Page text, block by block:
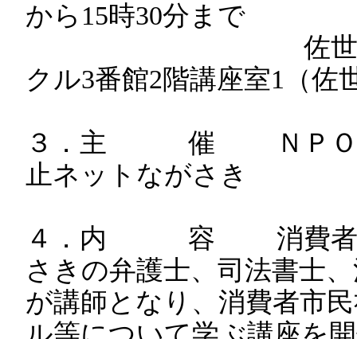
から15時30分まで
佐世保市中
クル3番館2階講座室1（佐
３．主 催 ＮＰＯ法
止ネットながさき
４．内 容 消費者被
さきの弁護士、司法書士
が講師となり、消費者市